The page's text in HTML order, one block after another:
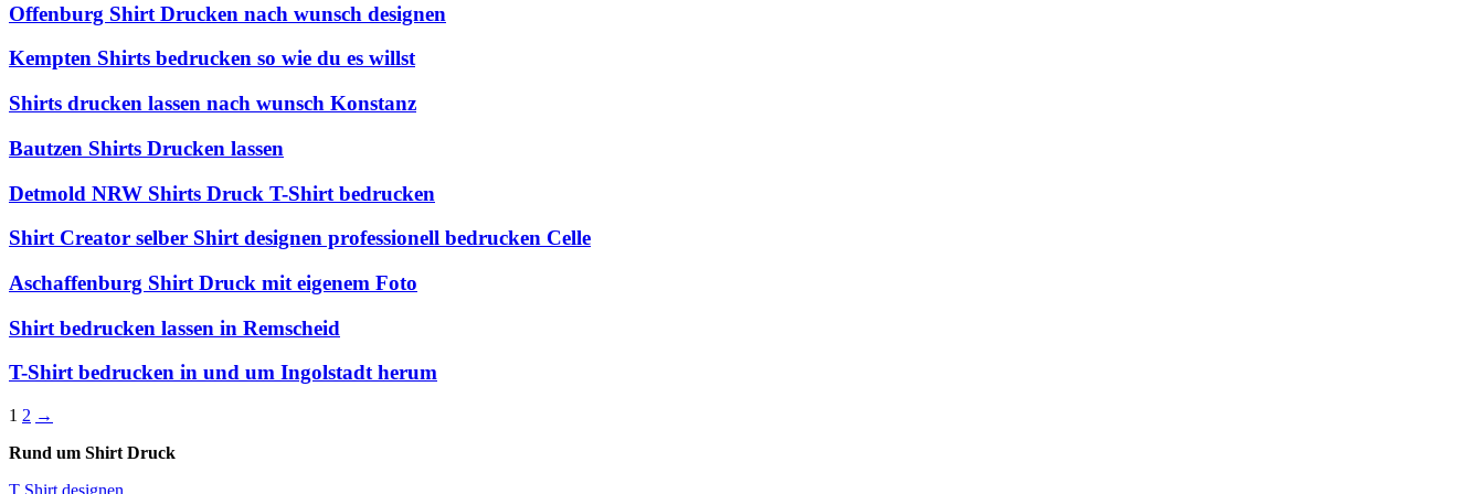
Offenburg Shirt Drucken nach wunsch designen
Kempten Shirts bedrucken so wie du es willst
Shirts drucken lassen nach wunsch Konstanz
Bautzen Shirts Drucken lassen
Detmold NRW Shirts Druck T-Shirt bedrucken
Shirt Creator selber Shirt designen professionell bedrucken Celle
Aschaffenburg Shirt Druck mit eigenem Foto
Shirt bedrucken lassen in Remscheid
T-Shirt bedrucken in und um Ingolstadt herum
1 2 →
Rund um Shirt Druck